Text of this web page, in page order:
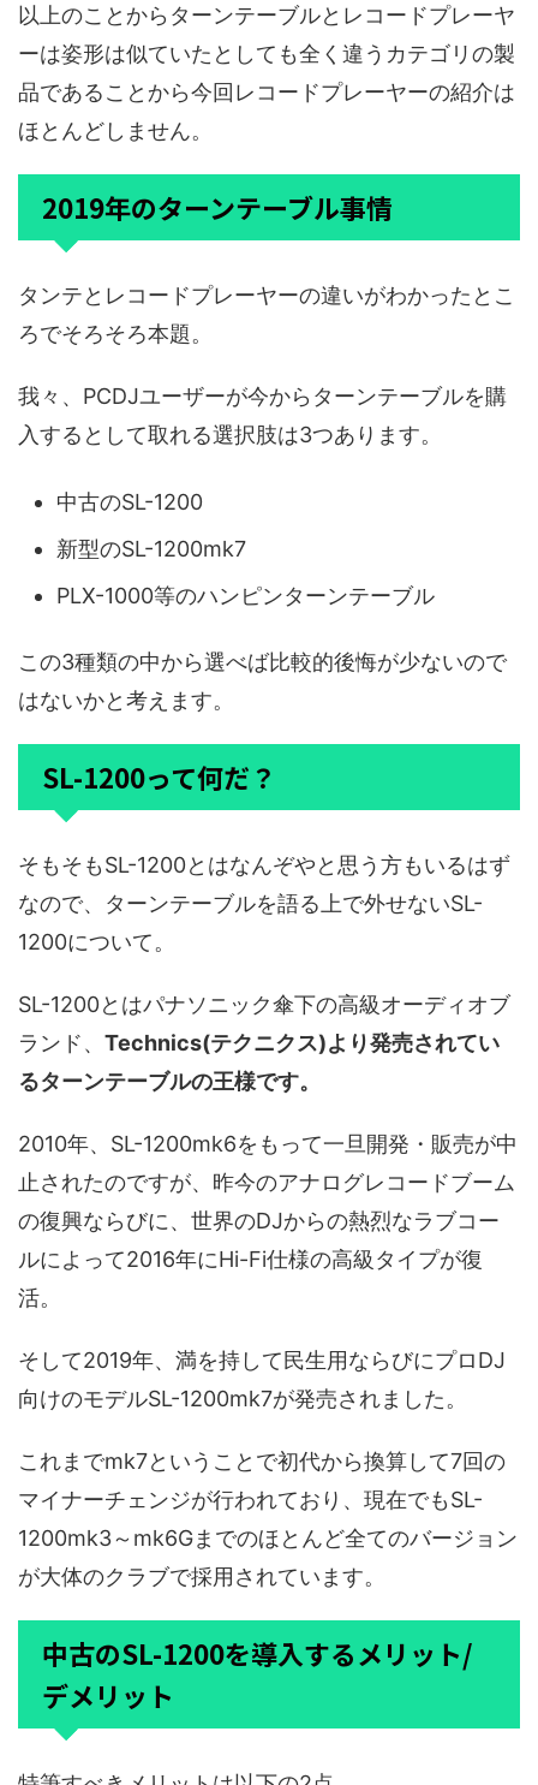
以上のことからターンテーブルとレコードプレーヤ
ーは姿形は似ていたとしても全く違うカテゴリの製
品であることから今回レコードプレーヤーの紹介は
ほとんどしません。
2019年のターンテーブル事情
タンテとレコードプレーヤーの違いがわかったとこ
ろでそろそろ本題。
我々、PCDJユーザーが今からターンテーブルを購
入するとして取れる選択肢は3つあります。
中古のSL-1200
新型のSL-1200mk7
PLX-1000等のハンピンターンテーブル
この3種類の中から選べば比較的後悔が少ないので
はないかと考えます。
SL-1200って何だ？
そもそもSL-1200とはなんぞやと思う方もいるはず
なので、ターンテーブルを語る上で外せないSL-
1200について。
SL-1200とはパナソニック傘下の高級オーディオブ
ランド、 Technics(テクニクス)より発売されてい
るターンテーブルの王様です。
2010年、SL-1200mk6をもって一旦開発・販売が中
止されたのですが、昨今のアナログレコードブーム
の復興ならびに、世界のDJからの熱烈なラブコー
ルによって2016年にHi-Fi仕様の高級タイプが復
活。
そして2019年、満を持して民生用ならびにプロDJ
向けのモデルSL-1200mk7が発売されました。
これまでmk7ということで初代から換算して7回の
マイナーチェンジが行われており、現在でもSL-
1200mk3～mk6Gまでのほとんど全てのバージョン
が大体のクラブで採用されています。
中古のSL-1200を導入するメリット/
デメリット